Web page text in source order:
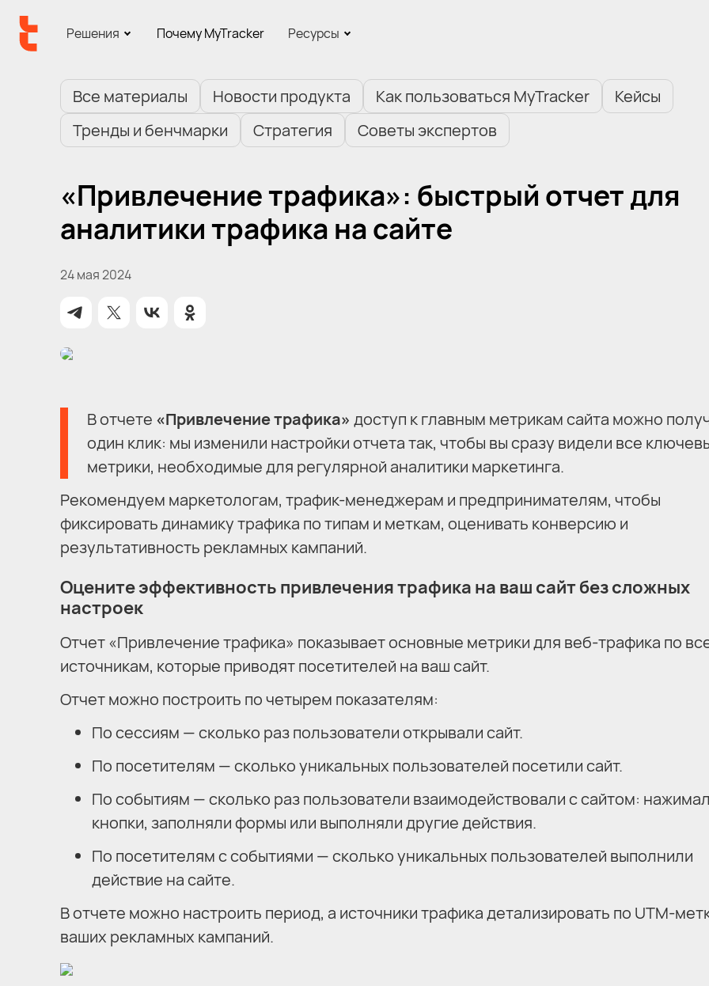
Решения Почему MyTracker Ресурсы
Все материалы Новости продукта Как пользоваться MyTracker
Кейсы
Тренды и бенчмарки
Стратегия Советы экспертов
«Привлечение трафика»: быстрый отчет для
аналитики трафика на сайте
24 мая 2024
В отчете «Привлечение трафика» доступ к главным метрикам сайта можно
один клик: мы изменили настройки отчета так, чтобы вы сразу видели все
метрики, необходимые для регулярной аналитики маркетинга.
Рекомендуем маркетологам, трафик-менеджерам и предпринимателям, чтобы
фиксировать динамику трафика по типам и меткам, оценивать конверсию и
результативность рекламных кампаний.
Оцените эффективность привлечения трафика на ваш сайт без сложных
настроек
Отчет «Привлечение трафика» показывает основные метрики для веб-трафика по
источникам, которые приводят посетителей на ваш сайт.
Отчет можно построить по четырем показателям:
По сессиям — сколько раз пользователи открывали сайт.
По посетителям — сколько уникальных пользователей посетили сайт.
По событиям — сколько раз пользователи взаимодействовали с сайтом:
кнопки, заполняли формы или выполняли другие действия.
По посетителям с событиями — сколько уникальных пользователей выполнили
действие на сайте.
В отчете можно настроить период, а источники трафика детализировать по UTM-
ваших рекламных кампаний.